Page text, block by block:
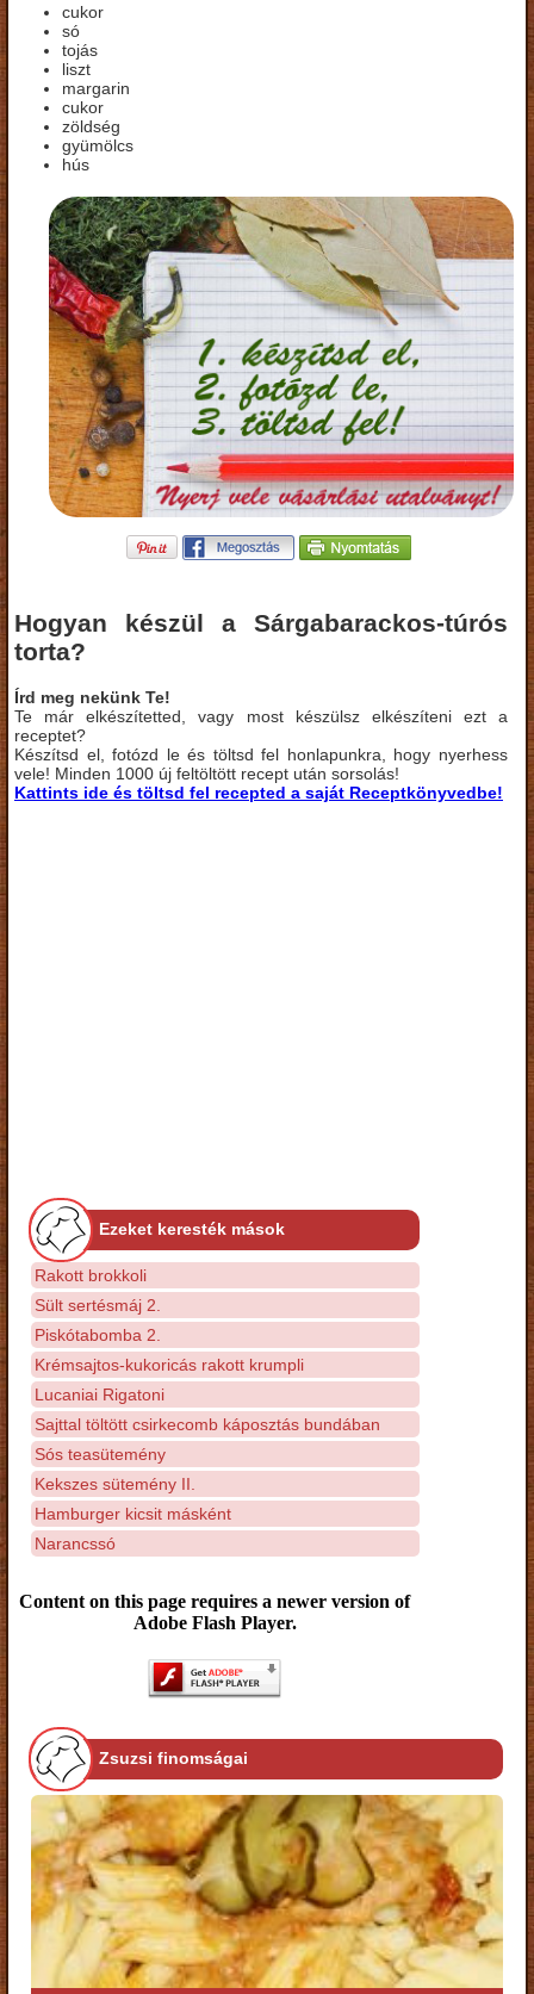
cukor
só
tojás
liszt
margarin
cukor
zöldség
gyümölcs
hús
Hogyan készül a Sárgabarackos-túrós
torta?
Írd meg nekünk Te!
Te már elkészítetted, vagy most készülsz elkészíteni ezt a
receptet?
Készítsd el, fotózd le és töltsd fel honlapunkra, hogy nyerhess
vele! Minden 1000 új feltöltött recept után sorsolás!
Kattints ide és töltsd fel recepted a saját Receptkönyvedbe!
Ezeket keresték mások
Rakott brokkoli
Sült sertésmáj 2.
Piskótabomba 2.
Krémsajtos-kukoricás rakott krumpli
Lucaniai Rigatoni
Sajttal töltött csirkecomb káposztás bundában
Sós teasütemény
Kekszes sütemény II.
Hamburger kicsit másként
Narancssó
Content on this page requires a newer version of
Adobe Flash Player.
Zsuzsi finomságai